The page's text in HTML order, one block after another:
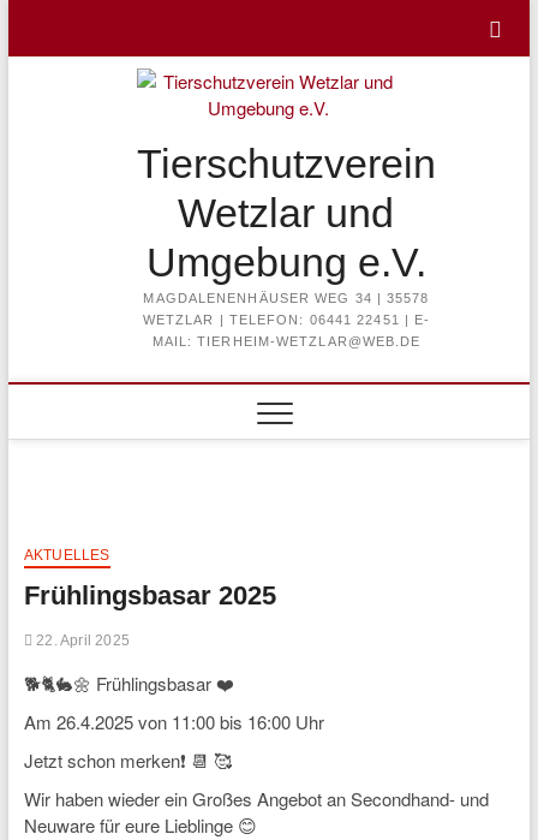
content
Tierschutzverein
Wetzlar und
Umgebung e.V.
MAGDALENENHÄUSER WEG 34 | 35578
WETZLAR | TELEFON: 06441 22451 | E-
MAIL: TIERHEIM-WETZLAR@WEB.DE
AKTUELLES
Frühlingsbasar 2025
22. April 2025
🐕🐈🐇🌼 Frühlingsbasar ❤️
Am 26.4.2025 von 11:00 bis 16:00 Uhr
Jetzt schon merken❗ 📆 🥰
Wir haben wieder ein Großes Angebot an Secondhand- und
Neuware für eure Lieblinge 😊